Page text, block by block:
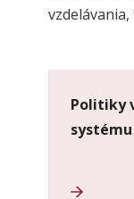
Politiky
systému